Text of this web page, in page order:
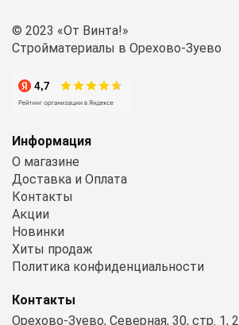
© 2023 «От Винта!»
Стройматериалы в Орехово-Зуево
Контакты
Орехово-Зуево, Северная, 30, стр. 1, 2
Информация
О магазине
Доставка и Оплата
Контакты
Акции
Новинки
Хиты продаж
Политика конфиденциальности